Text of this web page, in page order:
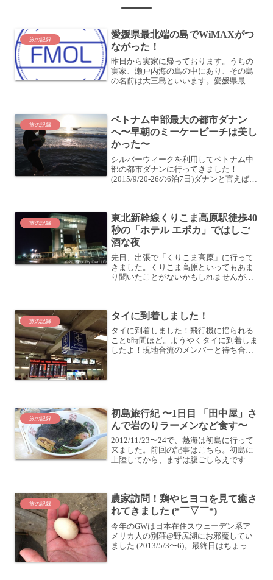
旅の記録
愛媛県最北端の島でWiMAXがつ
ながった！
昨日から実家に帰っております。うちの
実家、瀬戸内海の島の中にあり、その島
の名前は大三島といいます。愛媛県最北
め、本州とも四国とも陸続きに...
旅の記録
ベトナム中部最大の都市ダナン
へ〜早朝のミーケービーチは美し
かった〜
シルバーウィークを利用してベトナム中
部の都市ダナンに行ってきました！
(2015/9/20-26の6泊7日)ダナンと言えば美
旅の記録
東北新幹線くりこま高原駅徒歩40
秒の「ホテル エポカ」ではしご
酒な夜
先日、出張で「くりこま高原」に行って
きました。くりこま高原といってもあま
り聞いたことがないかもしれませんが、
位置し、仙台から更に北上...
旅の記録 タイに到着しました！
タイに到着しました！飛行機に揺られる
こと6時間ほど。ようやくタイに到着しま
したよ！現地合流のメンバーと待ち合わ
旅の記録
初島旅行紀 〜1日目 「田中屋」さ
んで岩のりラーメンなど食す〜
2012/11/23〜24で、熱海は初島に行って
来ました。前回の記事はこちら。初島に
上陸してから、まずは腹ごしらえです。
行中は大...
旅の記録
農家訪問！鶏やヒヨコを見て癒さ
れてきました (*￣▽￣*)
今年のGWは日本在住スウェーデン系ア
メリカ人の別荘@野尻湖にお邪魔してい
ました (2013/5/3〜6)。最終日はちょっと